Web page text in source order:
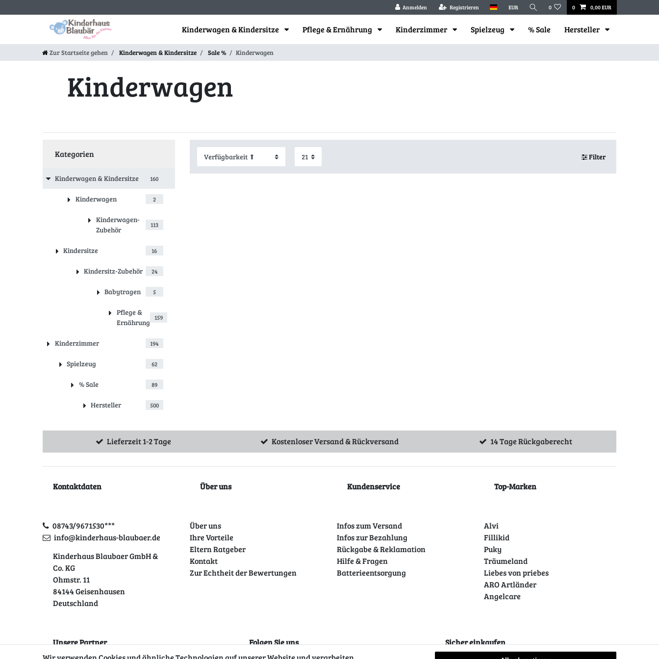
Anmelden Registrieren EUR 0 0 0,00 EUR
Kinderwagen & Kindersitze Pflege & Ernährung Kinderzimmer Spielzeug % Sale Hersteller
Zur Startseite gehen Kinderwagen & Kindersitze Sale % Kinderwagen
Kinderwagen
Kategorien
Kinderwagen & Kindersitze 160
Kinderwagen 2
Kinderwagen-
Zubehör
113
Kindersitze 16
Kindersitz-Zubehör 24
Babytragen 5
Pflege &
Ernährung
159
Kinderzimmer 194
Spielzeug 62
% Sale 89
Hersteller 500
Filter
Lieferzeit 1-2 Tage Kostenloser Versand & Rückversand 14 Tage Rückgaberecht
Kontaktdaten
08743/9671530***
info@kinderhaus-blaubaer.de
Kinderhaus Blaubaer GmbH &
Co. KG
Ohmstr. 11
84144 Geisenhausen
Deutschland
Über uns
Über uns
Ihre Vorteile
Eltern Ratgeber
Kontakt
Zur Echtheit der Bewertungen
Kundenservice
Infos zum Versand
Infos zur Bezahlung
Rückgabe & Reklamation
Hilfe & Fragen
Batterieentsorgung
Top-Marken
Alvi
Fillikid
Puky
Träumeland
Liebes von priebes
ARO Artländer
Angelcare
Unsere Partner Folgen Sie uns
Sicher einkaufen